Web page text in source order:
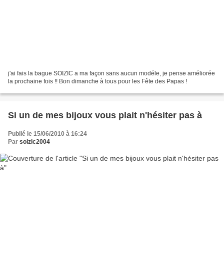
j'ai fais la bague SOIZIC a ma façon sans aucun modéle, je pense améliorée
la prochaine fois !! Bon dimanche à tous pour les Fête des Papas !
Si un de mes bijoux vous plait n'hésiter pas à
Publié le 15/06/2010 à 16:24
Par soizic2004